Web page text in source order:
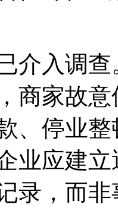
介入调
商家故
、停业
业应建
录，而